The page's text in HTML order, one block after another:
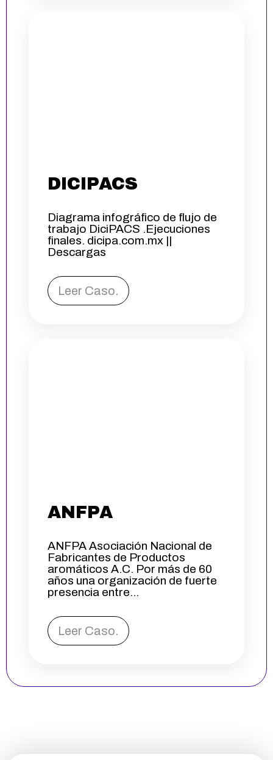
DICIPACS
Diagrama infográfico de flujo de
trabajo DiciPACS .Ejecuciones
finales. dicipa.com.mx ||
Descargas
Leer Caso.
ANFPA
ANFPA Asociación Nacional de
Fabricantes de Productos
aromáticos A.C. Por más de 60
años una organización de fuerte
presencia entre...
Leer Caso.